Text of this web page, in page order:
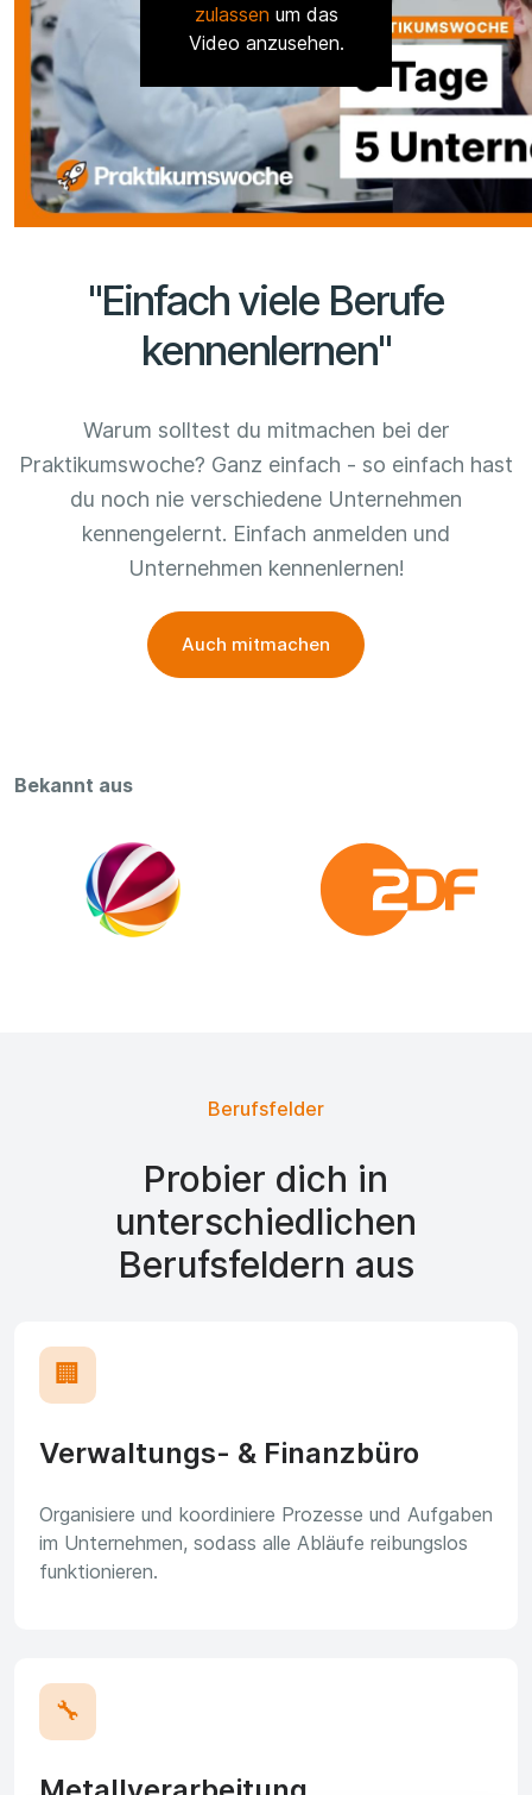
"Einfach viele Berufe
kennenlernen"
Warum solltest du mitmachen bei der
Praktikumswoche? Ganz einfach - so einfach hast
du noch nie verschiedene Unternehmen
kennengelernt. Einfach anmelden und
Unternehmen kennenlernen!
Auch mitmachen
zulassen um das
Video anzusehen.
Bekannt aus
Berufsfelder
Probier dich in
unterschiedlichen
Berufsfeldern aus
🏢
Verwaltungs- & Finanzbüro
Organisiere und koordiniere Prozesse und Aufgaben
im Unternehmen, sodass alle Abläufe reibungslos
funktionieren.
🔧